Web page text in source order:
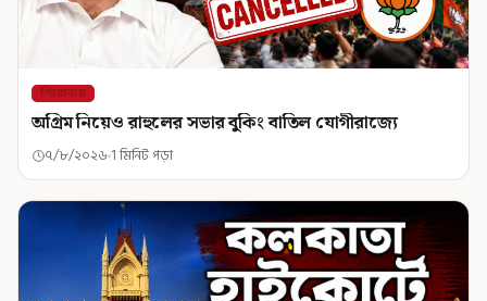
শিরোনাম
অগ্রিম নিয়েও রাহুলের সভার বুকিং বাতিল যোগীরাজ্যে
৭/৮/২০২৬ 1 মিনিট পড়া